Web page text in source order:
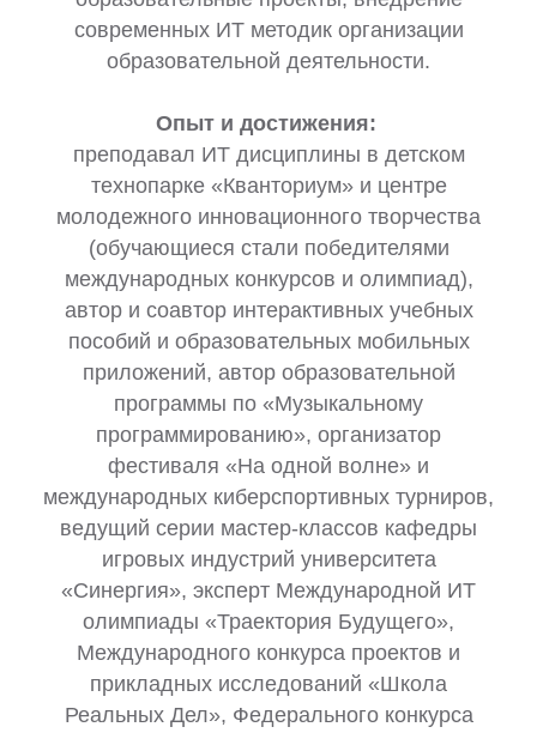
современных ИТ методик организации
образовательной деятельности.
Опыт и достижения:
преподавал ИТ дисциплины в детском
технопарке «Кванториум» и центре
молодежного инновационного творчества
(обучающиеся стали победителями
международных конкурсов и олимпиад),
автор и соавтор интерактивных учебных
пособий и образовательных мобильных
приложений, автор образовательной
программы по «Музыкальному
программированию», организатор
фестиваля «На одной волне» и
международных киберспортивных турниров,
ведущий серии мастер-классов кафедры
игровых индустрий университета
«Синергия», эксперт Международной ИТ
олимпиады «Траектория Будущего»,
Международного конкурса проектов и
прикладных исследований «Школа
Реальных Дел», Федерального конкурса